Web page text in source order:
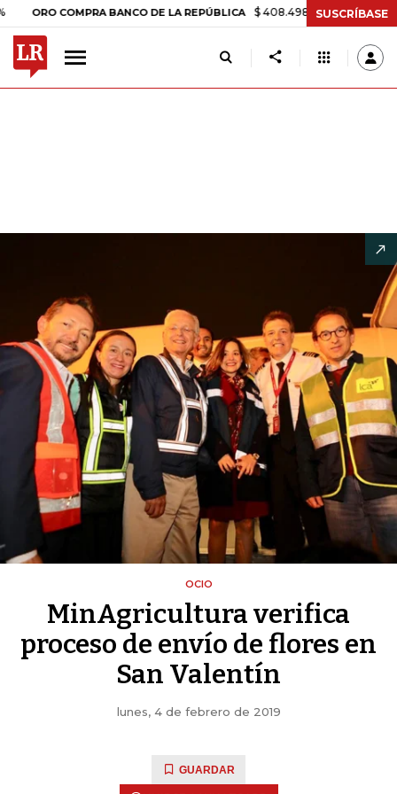
COMPRA BANCO DE LA REPÚBLICA $ 408.498,97 +$ 8.753,81 +2,19%
SUSCRÍBASE
OCIO
MinAgricultura verifica
proceso de envío de flores en
San Valentín
lunes, 4 de febrero de 2019
GUARDAR